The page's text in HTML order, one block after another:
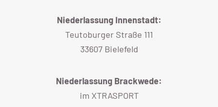
Niederlassung Innenstadt:
Teutoburger Straße 111
33607 Bielefeld
Niederlassung Brackwede:
im XTRASPORT